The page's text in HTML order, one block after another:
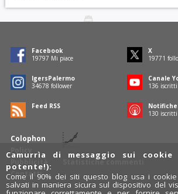
Colophon
Policy
Pubblicità
Contatti
Statistiche commenti
Facebook
19797 Mi piace
X
19771
IgersPalermo
34678 follower
Canale
136 iscritti
Feed RSS
130 iscritti
Camurrìa di messaggio sui
potente!):
Come il 90% dei siti questo blog usa i
salvati in maniera sicura sul dispositivo del